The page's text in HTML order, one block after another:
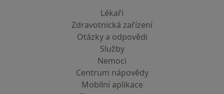
Lékaři
Zdravotnická zařízení
Otázky a odpovědi
Služby
Nemoci
Centrum nápovědy
Mobilní aplikace